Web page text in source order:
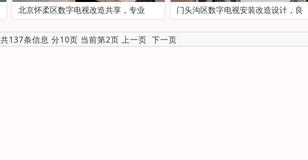
北京怀柔区数字电视改造共享，专业 门头沟区数字电视安装改造设计，良
共137条信息 分10页 当前第2页 上一页 下一页